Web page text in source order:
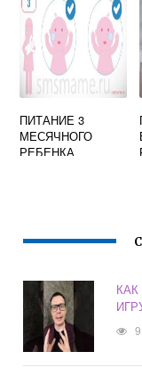
ПИТАНИЕ 3
МЕСЯЧНОГО
РЕБЕНКА